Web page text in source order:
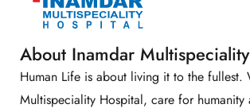
About Inamdar
Human Life is about living it to the fullest.
Multispeciality Hospital, care for humanity